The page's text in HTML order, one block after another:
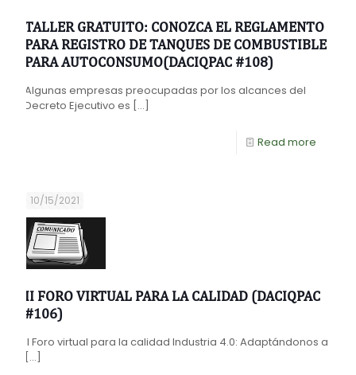
TALLER GRATUITO: CONOZCA EL REGLAMENTO
PARA REGISTRO DE TANQUES DE COMBUSTIBLE
PARA AUTOCONSUMO(DACIQPAC #108)
Algunas empresas preocupadas por los alcances del
Decreto Ejecutivo es […]
Read more
10/15/2021
II FORO VIRTUAL PARA LA CALIDAD (DACIQPAC
#106)
II Foro virtual para la calidad Industria 4.0: Adaptándonos a
[…]